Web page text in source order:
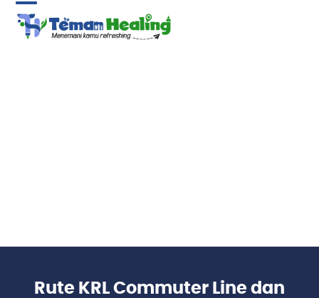
Skip
content
Open
mobile
Close
mobile
Rute KRL Commuter Line dan